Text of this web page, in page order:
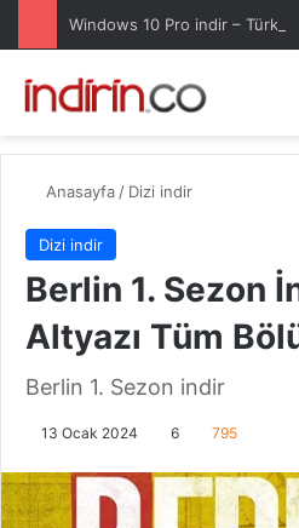
Windows 10 Pro indir – Türkçe
Anasayfa / Dizi indir
Dizi indir
Berlin 1. Sezon
Altyazı Tüm
Berlin 1. Sezon indir
13 Ocak 2024 6 795